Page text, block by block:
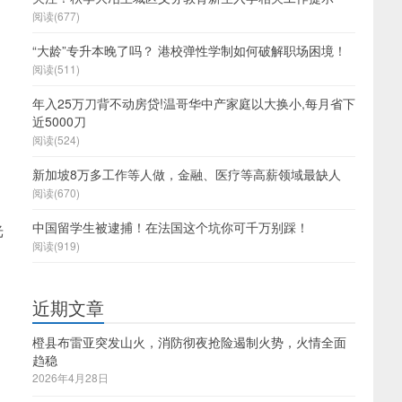
阅读(677)
“大龄”专升本晚了吗？ 港校弹性学制如何破解职场困境！
阅读(511)
年入25万刀背不动房贷!温哥华中产家庭以大换小,每月省下
近5000刀
阅读(524)
新加坡8万多工作等人做，金融、医疗等高薪领域最缺人
阅读(670)
中国留学生被逮捕！在法国这个坑你可千万别踩！
阅读(919)
近期文章
橙县布雷亚突发山火，消防彻夜抢险遏制火势，火情全面
趋稳
2026年4月28日